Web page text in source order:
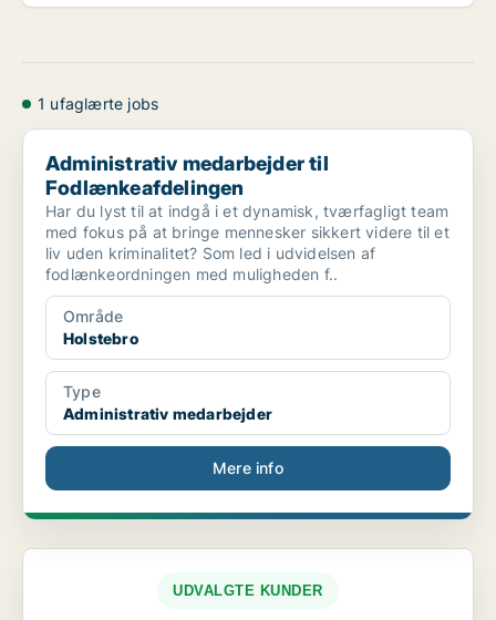
1 ufaglærte jobs
Administrativ medarbejder til Fodlænkeafdelingen
Administrativ medarbejder til
Fodlænkeafdelingen
Har du lyst til at indgå i et dynamisk, tværfagligt team
med fokus på at bringe mennesker sikkert videre til et
liv uden kriminalitet? Som led i udvidelsen af
fodlænkeordningen med muligheden f..
Område
Holstebro
Type
Administrativ medarbejder
Mere info
UDVALGTE KUNDER